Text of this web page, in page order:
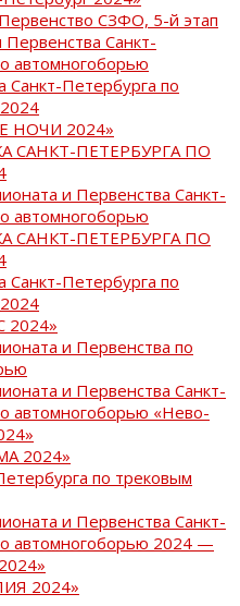
СЗФО, 5-й этап
Санкт-
автомногоборью
Санкт-Петербурга по
НОЧИ 2024»
САНКТ-ПЕТЕРБУРГА ПО
и Первенства Санкт-
автомногоборью
САНКТ-ПЕТЕРБУРГА ПО
Санкт-Петербурга по
2024»
и Первенства по
и Первенства Санкт-
автомногоборью «Нево-
2024»
по трековым
и Первенства Санкт-
автомногоборью 2024 —
2024»